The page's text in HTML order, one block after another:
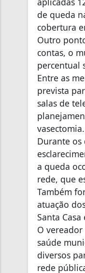
de queda
cobertura
Outro
contas, o
percentual
Entre as
prevista
salas de
vasectomia.
Durante
a queda
rede, que
Também
atuação
Santa
O
saúde
diversos
rede